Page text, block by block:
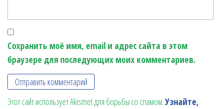
Сохранить моё имя, email и адрес сайта в этом
браузере для последующих моих комментариев.
Этот сайт использует Akismet для борьбы со спамом.Узнайте,